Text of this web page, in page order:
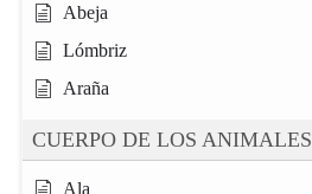
Abeja
Lómbriz
Araña
CUERPO DE LOS ANIMALES
Ala